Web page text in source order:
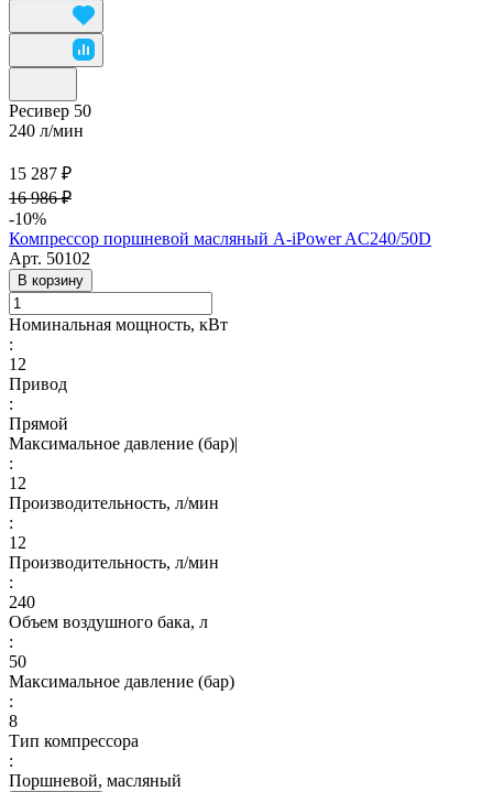
Ресивер 50
240 л/мин
15 287 ₽
16 986 ₽
-10%
Компрессор поршневой масляный A-iPower AC240/50D
Арт. 50102
В корзину
Номинальная мощность, кВт
:
12
Привод
:
Прямой
Максимальное давление (бар)|
:
12
Производительность, л/мин
:
12
Производительность, л/мин
:
240
Объем воздушного бака, л
:
50
Максимальное давление (бар)
:
8
Тип компрессора
:
Поршневой, масляный